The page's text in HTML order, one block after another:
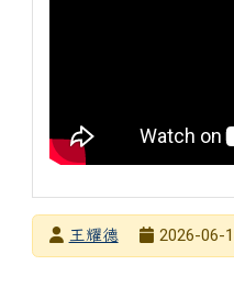
發布者王耀德
2026-06-